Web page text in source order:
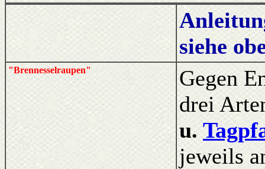
siehe
"Brennesselraupen"
Gegen
drei
u.
jeweils